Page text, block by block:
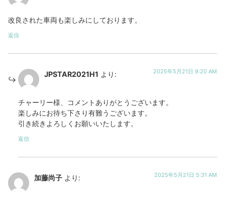
改良された車両も楽しみにしております。
返信
JPSTAR2021H1 より: 2025年5月21日 9:20 AM
チャーリー様、コメントありがとうございます。
楽しみにお待ち下さり有難うございます。
引き続きよろしくお願いいたします。
返信
加藤尚子 より: 2025年5月21日 5:31 AM